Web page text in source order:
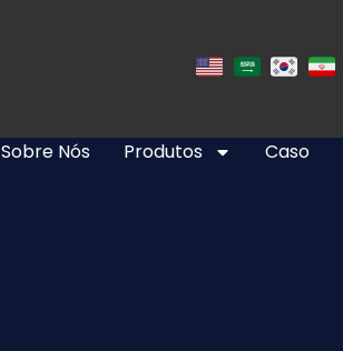
Sobre Nós Produtos Caso